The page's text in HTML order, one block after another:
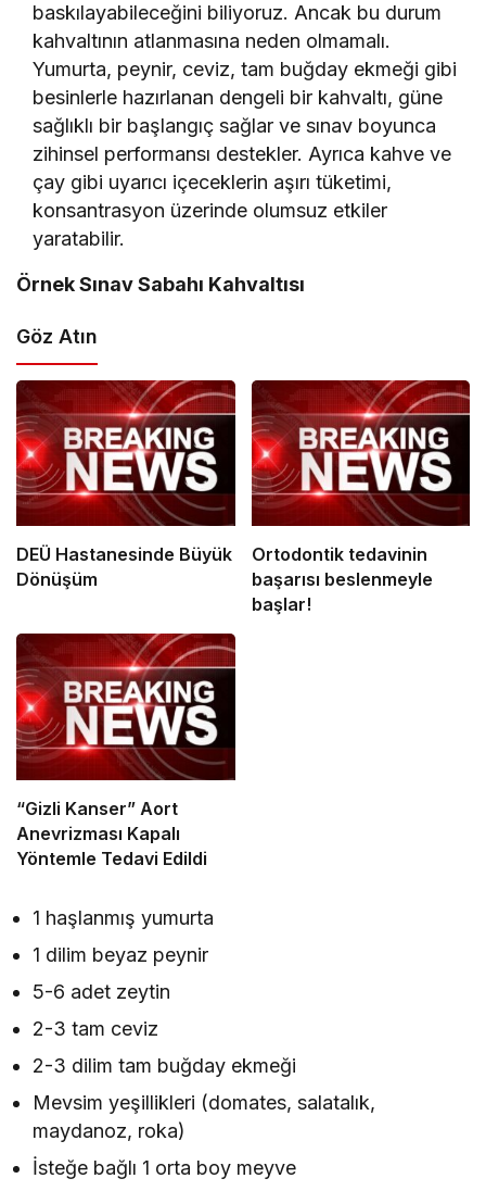
baskılayabileceğini biliyoruz. Ancak bu durum
kahvaltının atlanmasına neden olmamalı.
Yumurta, peynir, ceviz, tam buğday ekmeği gibi
besinlerle hazırlanan dengeli bir kahvaltı, güne
sağlıklı bir başlangıç sağlar ve sınav boyunca
zihinsel performansı destekler. Ayrıca kahve ve
çay gibi uyarıcı içeceklerin aşırı tüketimi,
konsantrasyon üzerinde olumsuz etkiler
yaratabilir.
Örnek Sınav Sabahı Kahvaltısı
Göz Atın
DEÜ Hastanesinde Büyük
Dönüşüm
Ortodontik tedavinin
başarısı beslenmeyle
başlar!
“Gizli Kanser” Aort
Anevrizması Kapalı
Yöntemle Tedavi Edildi
1 haşlanmış yumurta
1 dilim beyaz peynir
5-6 adet zeytin
2-3 tam ceviz
2-3 dilim tam buğday ekmeği
Mevsim yeşillikleri (domates, salatalık,
maydanoz, roka)
İsteğe bağlı 1 orta boy meyve